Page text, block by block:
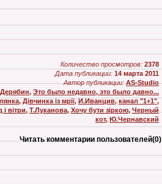
Количество просмотров: 2378
Дата публикации: 14 марта 2011
Автор публикации: AS-Studio
, Это было недавно, это было давно...
, Дівчинка із мрії, И.Иванцив, канал "1+1",
вітри, Т.Луканова, Хочу бути зіркою, Черный
кот, Ю.Чернавский
Читать комментарии пользователей(0)